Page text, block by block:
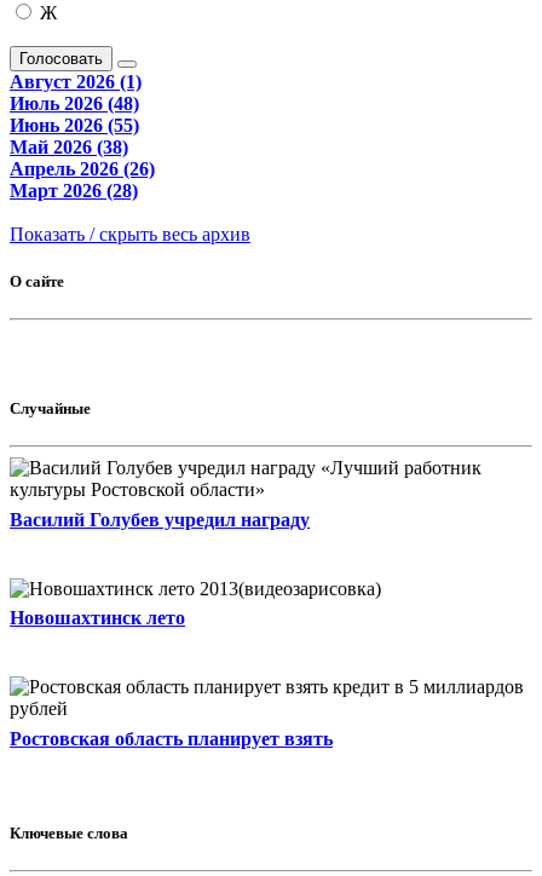
Ж
Голосовать
Август 2026 (1)
Июль 2026 (48)
Июнь 2026 (55)
Май 2026 (38)
Апрель 2026 (26)
Март 2026 (28)
Показать / скрыть весь архив
О сайте
Случайные
Василий Голубев учредил награду
Новошахтинск лето
Ростовская область планирует взять
Ключевые слова